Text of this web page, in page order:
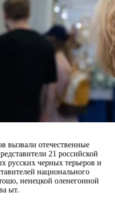
вызвали отечественные
21 российской
русских черных терьеров и
национального
ненецкой оленегонной
ыт.